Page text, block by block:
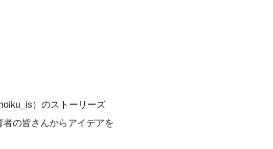
）のストーリーズ
の皆さんからアイデアを